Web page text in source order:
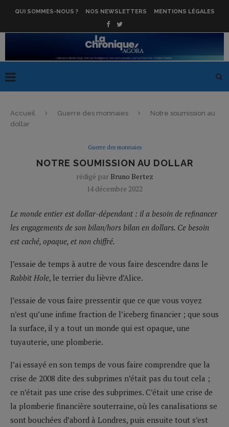
QUI SOMMES-NOUS ? NOS NEWSLETTERS MENTIONS LÉGALES
Accueil Guerre des monnaies
Notre soumission au
dollar
Guerre des monnaies
NOTRE SOUMISSION AU DOLLAR
rédigé par Bruno Bertez
14 décembre 2022
Le monde entier est dollar-dépendant : il a besoin de refinancer
les engagements de son bilan/hors bilan en dollars. Ce besoin
est caché, opaque, et non chiffré.
J’essaie de temps à autre de vous faire descendre dans le
Rabbit Hole, le terrier du lièvre d’Alice.
J’essaie de vous faire pressentir que ce que vous voyez
n’est qu’une infime fraction de l’iceberg financier ; que sous
la surface, il y a tout un monde qui est opaque, une
tuyauterie, une plomberie.
J’ai essayé en son temps de vous faire comprendre que la
crise de 2008 dite des subprimes n’était pas du tout cela ;
ce n’était pas une crise des subprimes. C’était une crise de
la plomberie financière souterraine, où les canalisations se
sont bouchées d’abord à Londres, puis ensuite tout s’est